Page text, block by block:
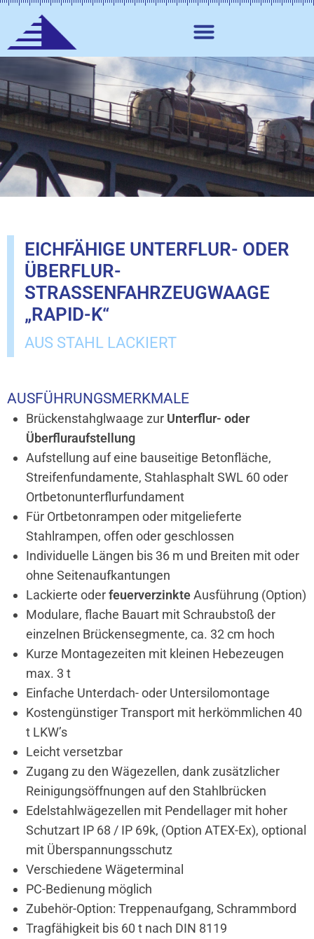
EICHFÄHIGE UNTERFLUR- ODER
ÜBERFLUR-
STRASSENFAHRZEUGWAAGE „
RAPID-K“
AUS STAHL LACKIERT
AUSFÜHRUNGSMERKMALE
Brückenstahglwaage zur Unterflur- oder
Überfluraufstellung
Aufstellung auf eine bauseitige Betonfläche,
Streifenfundamente, Stahlasphalt SWL 60 oder
Ortbetonunterflurfundament
Für Ortbetonrampen oder mitgelieferte
Stahlrampen, offen oder geschlossen
Individuelle Längen bis 36 m und Breiten mit oder
ohne Seitenaufkantungen
Lackierte oderfeuerverzinkteAusführung (Option)
Modulare, flache Bauart mit Schraubstoß der
einzelnen Brückensegmente, ca. 32 cm hoch
Kurze Montagezeiten mit kleinen Hebezeugen
max. 3 t
Einfache Unterdach- oder Untersilomontage
Kostengünstiger Transport mit herkömmlichen 40
t LKW’s
Leicht versetzbar
Zugang zu den Wägezellen, dank zusätzlicher
Reinigungsöffnungen auf den Stahlbrücken
Edelstahlwägezellen mit Pendellager mit hoher
Schutzart IP 68 / IP 69k, (Option ATEX-Ex), optional
mit Überspannungsschutz
Verschiedene Wägeterminal
PC-Bedienung möglich
Zubehör-Option: Treppenaufgang, Schrammbord
Tragfähigkeit bis 60 t nach DIN 8119